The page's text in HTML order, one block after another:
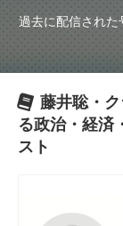
過去に配信された
藤井聡・
る政治・経済
スト